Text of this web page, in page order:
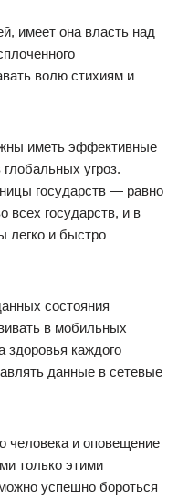
имеет она власть над
волю стихиям и
иметь эффективные
угроз.
государств — равно
всех государств, и в
легко и быстро
состояния
в мобильных
здоровья каждого
данные в сетевые
человека и оповещение
только этими
успешно бороться